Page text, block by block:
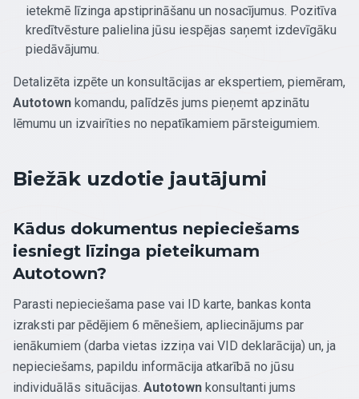
ietekmē līzinga apstiprināšanu un nosacījumus. Pozitīva
kredītvēsture palielina jūsu iespējas saņemt izdevīgāku
piedāvājumu.
Detalizēta izpēte un konsultācijas ar ekspertiem, piemēram,
Autotown komandu, palīdzēs jums pieņemt apzinātu
lēmumu un izvairīties no nepatīkamiem pārsteigumiem.
Biežāk uzdotie jautājumi
Kādus dokumentus nepieciešams
iesniegt līzinga pieteikumam
Autotown?
Parasti nepieciešama pase vai ID karte, bankas konta
izraksti par pēdējiem 6 mēnešiem, apliecinājums par
ienākumiem (darba vietas izziņa vai VID deklarācija) un, ja
nepieciešams, papildu informācija atkarībā no jūsu
individuālās situācijas. Autotown konsultanti jums